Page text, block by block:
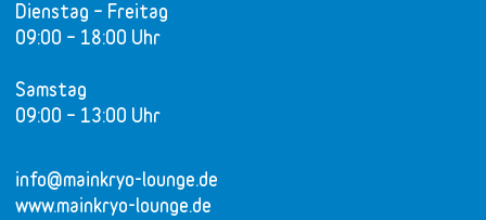
Dienstag – Freitag
09:00 – 18:00 Uhr
Samstag
09:00 – 13:00 Uhr
info@mainkryo-lounge.de
www.mainkryo-lounge.de